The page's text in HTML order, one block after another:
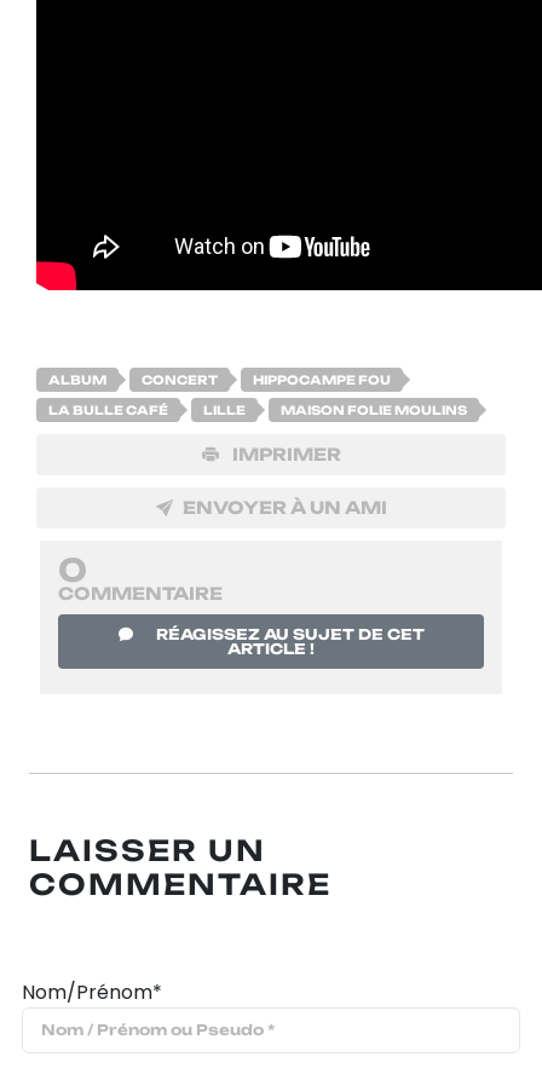
ALBUM CONCERT HIPPOCAMPE FOU
LA BULLE CAFÉ LILLE MAISON FOLIE MOULINS
IMPRIMER
ENVOYER À UN AMI
0
COMMENTAIRE
RÉAGISSEZ AU SUJET DE CET
ARTICLE !
LAISSER UN
COMMENTAIRE
Nom/Prénom*